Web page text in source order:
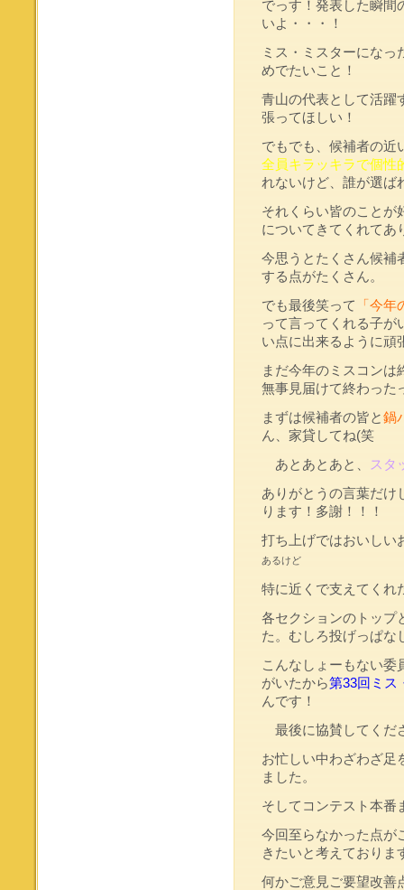
でっす！発表した瞬間
いよ・・・！
ミス・ミスターになっ
めでたいこと！
青山の代表として活躍
張ってほしい！
でもでも、候補者の近
全員キラッキラで個性
れないけど、誰が選ば
それくらい皆のことが
についてきてくれてあ
今思うとたくさん候補
する点がたくさん。
でも最後笑って
「今
って言ってくれる子が
い点に出来るように頑
まだ今年のミスコンは
無事見届けて終わった
まずは候補者の皆と鍋
ん、家貸してね(笑
あとあとあと、
スタ
ありがとうの言葉だけ
ります！多謝！！！
打ち上げではおいしい
あるけど
特に近くで支えてくれ
各セクションのトップ
た。むしろ投げっぱな
こんなしょーもない委
がいたから第33回ミス
んです！
最後に協賛してくだ
お忙しい中わざわざ足
ました。
そしてコンテスト本番
今回至らなかった点が
きたいと考えておりま
何かご意見ご要望改善